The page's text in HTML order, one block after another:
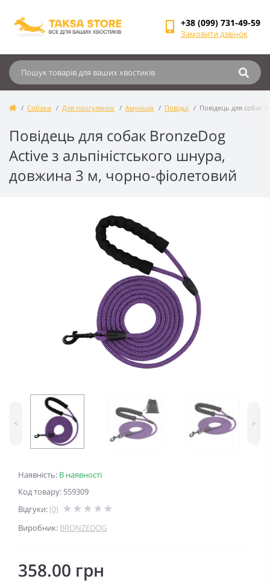
+38 (099) 731-49-59
Замовити дзвінок
Собаки Для прогулянок Амуніція Повідці Повідець для собак
Повідець для собак BronzeDog
Active з альпіністського шнура,
довжина 3 м, чорно-фіолетовий
Наявність: В наявності
Код товару: 559309
Відгуки:(0)
Виробник: BRONZEDOG
< >
358.00 грн